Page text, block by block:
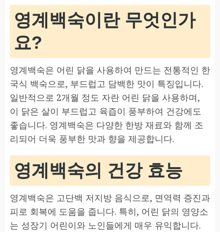
영계백숙이란 무엇인가
요?
영계백숙은 어린 닭을 사용하여 만드는 전통적인 한
국식 백숙으로, 부드럽고 담백한 맛이 특징입니다.
일반적으로 2개월 정도 자란 어린 닭을 사용하며,
이 닭은 살이 부드럽고 육즙이 풍부하여 건강에도
좋습니다. 영계백숙은 다양한 한방 재료와 함께 조
리되어 더욱 풍부한 맛과 향을 제공합니다.
영계백숙의 건강 효능
영계백숙은 고단백 저지방 음식으로, 면역력 증진과
피로 회복에 도움을 줍니다. 특히, 어린 닭의 영양소
는 성장기 어린이와 노인들에게 매우 유익합니다.